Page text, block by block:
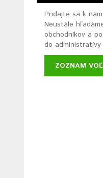
Pridajte sa k
Neustále
obchodníkov a
do administratívy
ZOZNAM